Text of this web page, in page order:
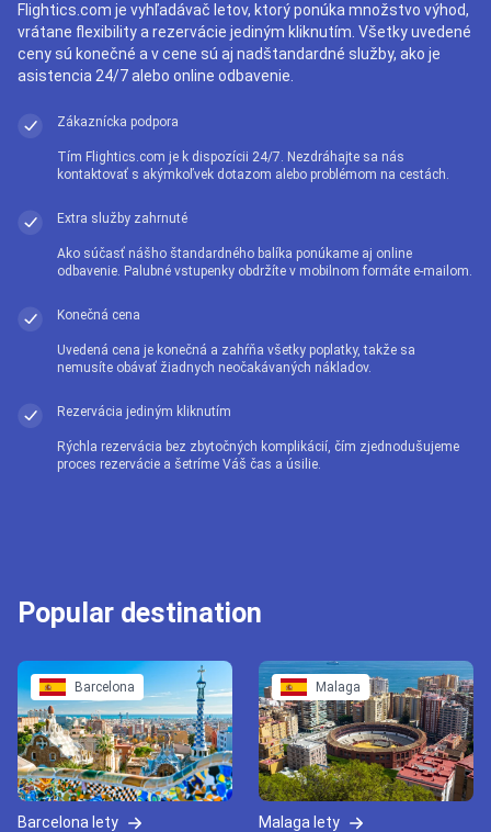
Flightics.com je vyhľadávač letov, ktorý ponúka množstvo výhod,
vrátane flexibility a rezervácie jediným kliknutím. Všetky uvedené
ceny sú konečné a v cene sú aj nadštandardné služby, ako je
asistencia 24/7 alebo online odbavenie.
Zákaznícka podpora
Tím Flightics.com je k dispozícii 24/7. Nezdráhajte sa nás
kontaktovať s akýmkoľvek dotazom alebo problémom na cestách.
Extra služby zahrnuté
Ako súčasť nášho štandardného balíka ponúkame aj online
odbavenie. Palubné vstupenky obdržíte v mobilnom formáte e-mailom.
Konečná cena
Uvedená cena je konečná a zahŕňa všetky poplatky, takže sa
nemusíte obávať žiadnych neočakávaných nákladov.
Rezervácia jediným kliknutím
Rýchla rezervácia bez zbytočných komplikácií, čím zjednodušujeme
proces rezervácie a šetríme Váš čas a úsilie.
Popular destination
Barcelona
Barcelona lety
Malaga
Malaga lety